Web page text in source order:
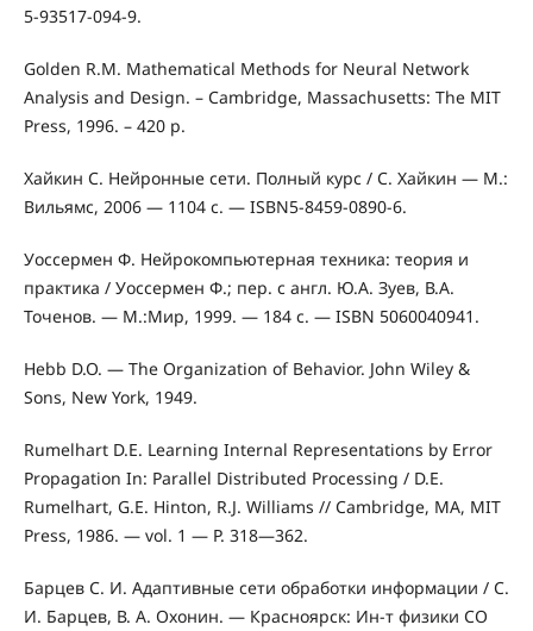
5-93517-094-9.
Golden R.M. Mathematical Methods for Neural Network
Analysis and Design. – Cambridge, Massachusetts: The MIT
Press, 1996. – 420 p.
Хайкин С. Нейронные сети. Полный курс / С. Хайкин — М.:
Вильямс, 2006 — 1104 с. — ISBN5-8459-0890-6.
Уоссермен Ф. Нейрокомпьютерная техника: теория и
практика / Уоссермен Ф.; пер. с англ. Ю.А. Зуев, В.А.
Точенов. — М.:Мир, 1999. — 184 с. — ISBN 5060040941.
Hebb D.O. — The Organization of Behavior. John Wiley &
Sons, New York, 1949.
Rumelhart D.E. Learning Internal Representations by Error
Propagation In: Parallel Distributed Processing / D.E.
Rumelhart, G.E. Hinton, R.J. Williams // Cambridge, MA, MIT
Press, 1986. — vol. 1 — P. 318—362.
Барцев С. И. Адаптивные сети обработки информации / С.
И. Барцев, В. А. Охонин. — Красноярск: Ин-т физики СО